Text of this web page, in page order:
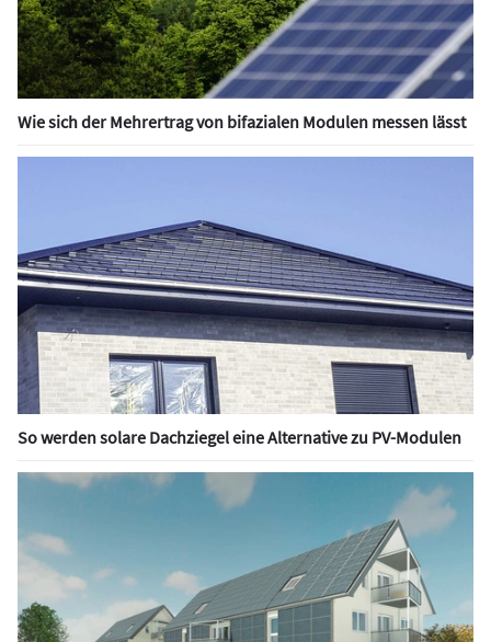
Wie sich der Mehrertrag von bifazialen Modulen messen lässt
So werden solare Dachziegel eine Alternative zu PV-Modulen